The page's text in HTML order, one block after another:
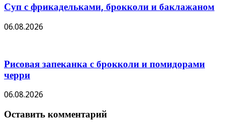
Суп с фрикадельками, брокколи и баклажаном
06.08.2026
Рисовая запеканка с брокколи и помидорами
черри
06.08.2026
Оставить комментарий